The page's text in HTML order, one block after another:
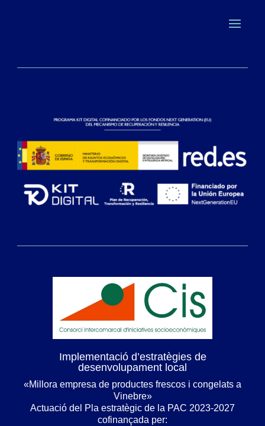
Implementació d’estratègies de
desenvolupament local
«Millora empresa de productes frescos i congelats a
Vinebre»
Actuació del Pla estratègic de la PAC 2023-2027
cofinançada per: